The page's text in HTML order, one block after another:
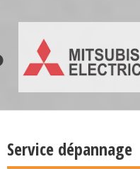
Service dépannage